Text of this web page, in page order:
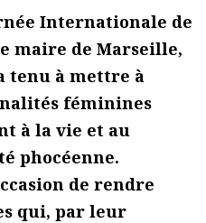
Internationale de
maire de Marseille,
tenu à mettre à
féminines
à la vie et au
phocéenne.
de rendre
qui, par leur